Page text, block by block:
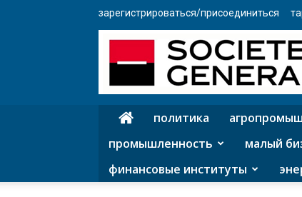
зарегистрироваться/присоединиться
политика
промышленность
малый
финансовые институты